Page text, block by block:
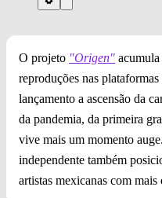
O projeto "Origen"
reproduções nas
lançamento a ascensão da
da pandemia, da primeira
vive mais um momento
independente também
artistas mexicanas com